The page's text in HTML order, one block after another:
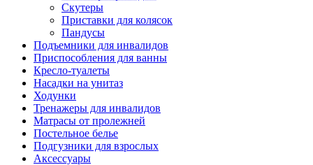
Скутеры
Приставки для колясок
Пандусы
Подъемники для инвалидов
Приспособления для ванны
Кресло-туалеты
Насадки на унитаз
Ходунки
Тренажеры для инвалидов
Матрасы от пролежней
Постельное белье
Подгузники для взрослых
Аксессуары